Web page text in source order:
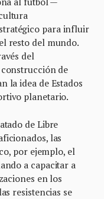
para influir
resto del mundo.
del
de
la idea de Estados
planetario.
de Libre
las
por ejemplo, el
a capacitar a
en los
resistencias se